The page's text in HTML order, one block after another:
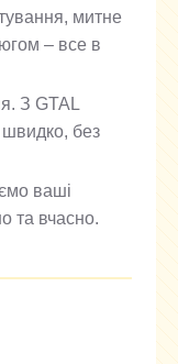
митне
– все в
З GTAL
швидко, без
ваші
та вчасно.